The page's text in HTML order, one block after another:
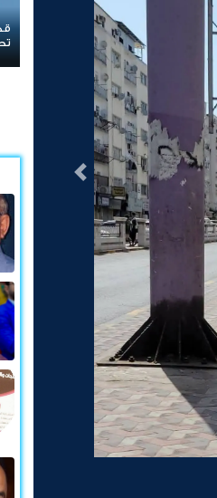
التالى
تطارد المدنيين في قعطبة.. القرى والمزارع
العشوائي